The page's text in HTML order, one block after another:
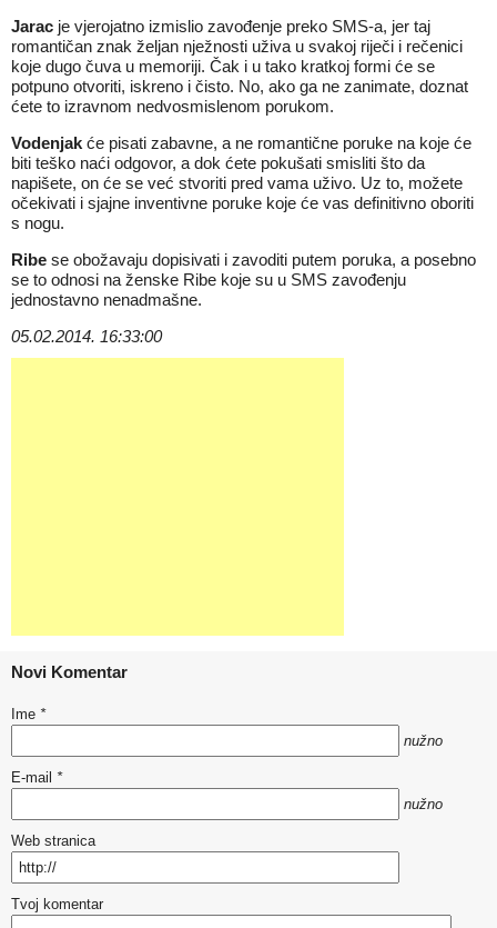
Jarac je vjerojatno izmislio zavođenje preko SMS-a, jer taj
romantičan znak željan nježnosti uživa u svakoj riječi i rečenici
koje dugo čuva u memoriji. Čak i u tako kratkoj formi će se
potpuno otvoriti, iskreno i čisto. No, ako ga ne zanimate, doznat
ćete to izravnom nedvosmislenom porukom.
Vodenjak će pisati zabavne, a ne romantične poruke na koje će
biti teško naći odgovor, a dok ćete pokušati smisliti što da
napišete, on će se već stvoriti pred vama uživo. Uz to, možete
očekivati i sjajne inventivne poruke koje će vas definitivno oboriti
s nogu.
Ribe se obožavaju dopisivati i zavoditi putem poruka, a posebno
se to odnosi na ženske Ribe koje su u SMS zavođenju
jednostavno nenadmašne.
05.02.2014. 16:33:00
Novi Komentar
Ime *
nužno
E-mail *
nužno
Web stranica
Tvoj komentar